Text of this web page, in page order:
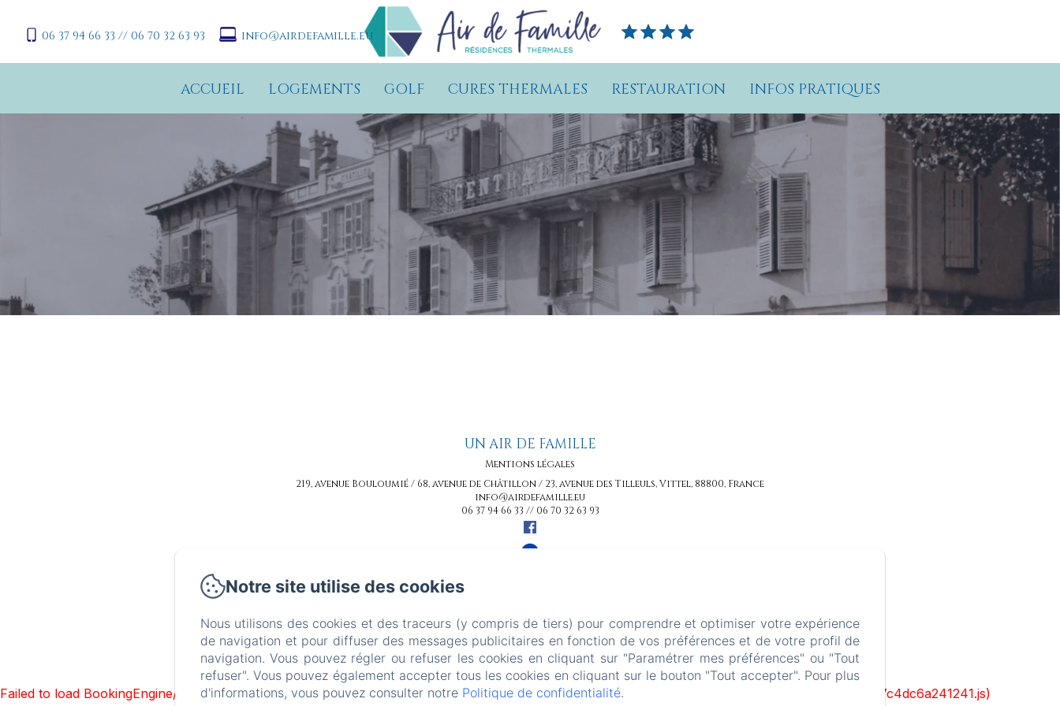
06 37 94 66 33 // 06 70 32 63 93 info@airdefamille.eu
ACCUEIL LOGEMENTS GOLF CURES THERMALES RESTAURATION INFOS PRATIQUES
UN AIR DE FAMILLE
Mentions légales
219, avenue Bouloumié / 68, avenue de Châtillon / 23, avenue des Tilleuls, Vittel, 88800, France
info@airdefamille.eu
06 37 94 66 33 // 06 70 32 63 93
Failed to load BookingEngine/index: Loading chunk 1322 failed. (missing: https://d1cmur5l0xva3h.cloudfront.net/packs/1322-c6e932f9d3d27b65-1bf7c4dc6a241241.js)
Notre site utilise des cookies
Nous utilisons des cookies et des traceurs (y compris de tiers) pour comprendre et optimiser votre expérience
de navigation et pour diffuser des messages publicitaires en fonction de vos préférences et de votre profil de
navigation. Vous pouvez régler ou refuser les cookies en cliquant sur "Paramétrer mes préférences" ou "Tout
refuser". Vous pouvez également accepter tous les cookies en cliquant sur le bouton "Tout accepter". Pour plus
d'informations, vous pouvez consulter notre Politique de confidentialité.